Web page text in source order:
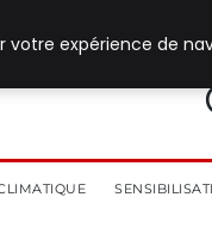
votre expérience de